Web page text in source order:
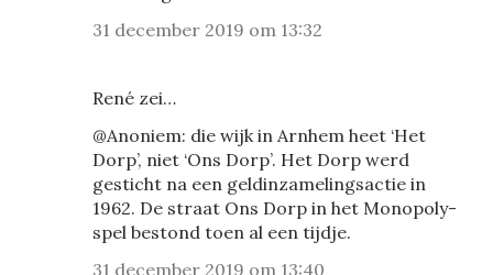
31 december 2019 om 13:32
René zei…
@Anoniem: die wijk in Arnhem heet ‘Het
Dorp’, niet ‘Ons Dorp’. Het Dorp werd
gesticht na een geldinzamelingsactie in
1962. De straat Ons Dorp in het Monopoly-
spel bestond toen al een tijdje.
31 december 2019 om 13:40